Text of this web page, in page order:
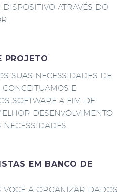
DISPOSITIVO ATRAVÉS DO
PROJETO
SUAS NECESSIDADES DE
CONCEITUAMOS E
SOFTWARE A FIM DE
DESENVOLVIMENTO
NECESSIDADES.
EM BANCO DE
VOCÊ A ORGANIZAR DADOS